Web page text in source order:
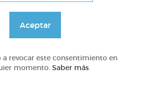
DOCS (2)
Aceptar
a revocar este consentimiento en
momento. Saber más.